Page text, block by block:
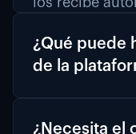
¿Qué puede
de la
gastos, subir
¿Necesita el